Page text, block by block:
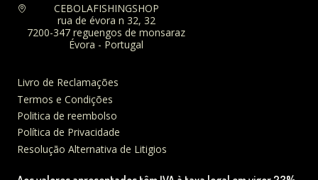
CEBOLAFISHINGSHOP
rua de évora n 32, 32
7200-347 reguengos de monsaraz
Évora - Portugal
Livro de Reclamações
Termos e Condições
Politica de reembolso
Política de Privacidade
Resolução Alternativa de Litigios